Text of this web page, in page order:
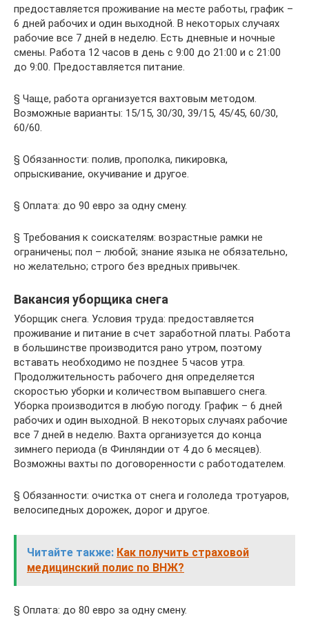
предоставляется проживание на месте работы, график –
6 дней рабочих и один выходной. В некоторых случаях
рабочие все 7 дней в неделю. Есть дневные и ночные
смены. Работа 12 часов в день с 9:00 до 21:00 и с 21:00
до 9:00. Предоставляется питание.
§ Чаще, работа организуется вахтовым методом.
Возможные варианты: 15/15, 30/30, 39/15, 45/45, 60/30,
60/60.
§ Обязанности: полив, прополка, пикировка,
опрыскивание, окучивание и другое.
§ Оплата: до 90 евро за одну смену.
§ Требования к соискателям: возрастные рамки не
ограничены; пол – любой; знание языка не обязательно,
но желательно; строго без вредных привычек.
Вакансия уборщика снега
Уборщик снега. Условия труда: предоставляется
проживание и питание в счет заработной платы. Работа
в большинстве производится рано утром, поэтому
вставать необходимо не позднее 5 часов утра.
Продолжительность рабочего дня определяется
скоростью уборки и количеством выпавшего снега.
Уборка производится в любую погоду. График – 6 дней
рабочих и один выходной. В некоторых случаях рабочие
все 7 дней в неделю. Вахта организуется до конца
зимнего периода (в Финляндии от 4 до 6 месяцев).
Возможны вахты по договоренности с работодателем.
§ Обязанности: очистка от снега и гололеда тротуаров,
велосипедных дорожек, дорог и другое.
Читайте также: Как получить страховой
медицинский полис по ВНЖ?
§ Оплата: до 80 евро за одну смену.